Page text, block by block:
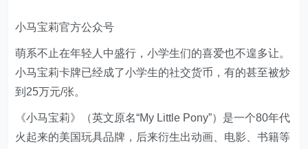
小马宝莉官方公众号
萌系不止在年轻人中盛行，小学生们的喜爱也不遑多让。
小马宝莉卡牌已经成了小学生的社交货币，有的甚至被炒
到25万元/张。
《小马宝莉》（英文原名“My Little Pony”）是一个80年代
火起来的美国玩具品牌，后来衍生出动画、电影、书籍等